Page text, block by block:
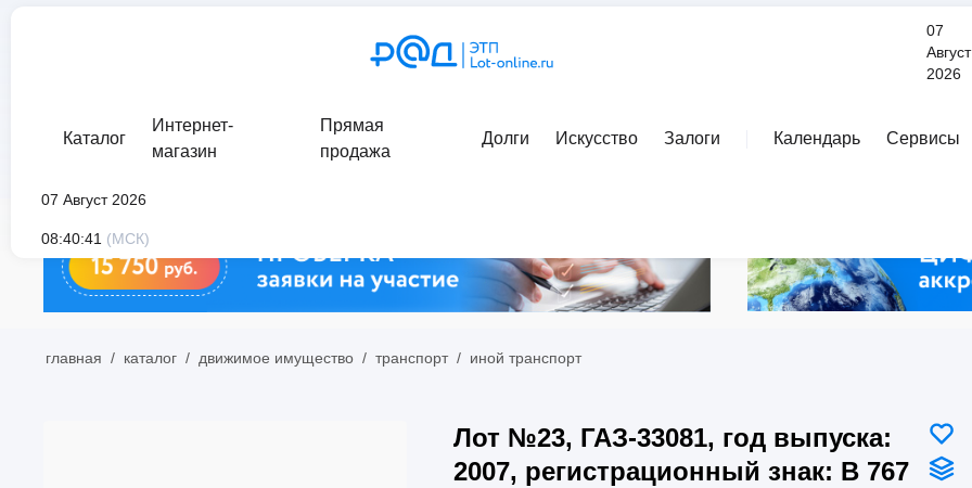
07
Август
2026
Каталог
Интернет-
магазин
Прямая
продажа
Долги Искусство Залоги Календарь Сервисы
07 Август 2026
08:40:41 (МСК)
главная / каталог / движимое имущество / транспорт / иной транспорт
Лот №23, ГАЗ-33081, год выпуска:
2007, регистрационный знак: В 767